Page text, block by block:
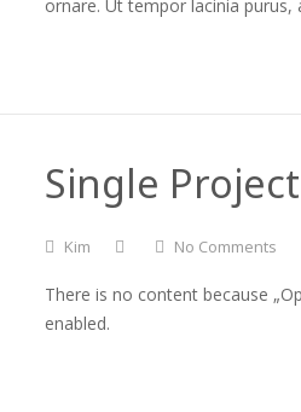
ornare. Ut tempor lacinia purus,
Single
Kim No Comments
There is no content because
enabled.